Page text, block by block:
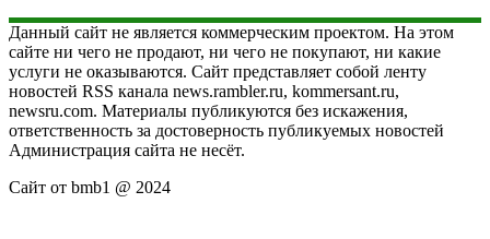
Данный сайт не является коммерческим проектом. На этом
сайте ни чего не продают, ни чего не покупают, ни какие
услуги не оказываются. Сайт представляет собой ленту
новостей RSS канала news.rambler.ru, kommersant.ru,
newsru.com. Материалы публикуются без искажения,
ответственность за достоверность публикуемых новостей
Администрация сайта не несёт.
Сайт от bmb1 @ 2024